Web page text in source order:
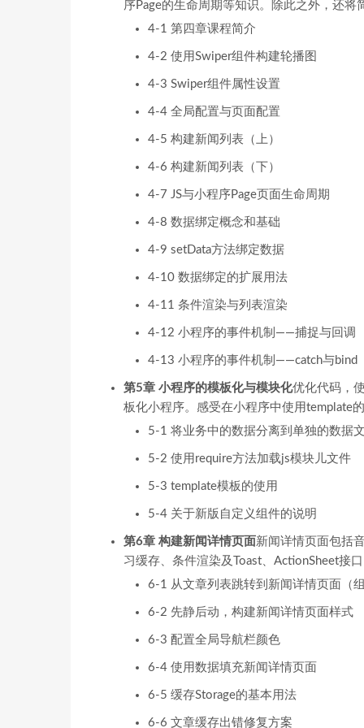
序Page的生命周期等知识。除此之外，还
4-1 第四章课程简介
4-2 使用Swiper组件构建轮播图
4-3 Swiper组件属性设置
4-4 全局配置与页面配置
4-5 构建新闻列表（上）
4-6 构建新闻列表（下）
4-7 JS与小程序Page页面生命周期
4-8 数据绑定概念和基础
4-9 setData方法绑定数据
4-10 数据绑定的扩展用法
4-11 条件渲染与列表渲染
4-12 小程序的事件机制——捕捉与回调
4-13 小程序的事件机制——catch与bind
第5章 小程序的模板化与模块化优化代码，
板化小程序。感受在小程序中使用template
5-1 将业务中的数据分离到单独的数据
5-2 使用require方法加载js模块儿文件
5-3 template模板的使用
5-4 关于新版自定义组件的说明
第6章 构建新闻详情页面新闻详情页面包括
习缓存、条件渲染及Toast、ActionSheet接
6-1 从文章列表跳转到新闻详情页面（
6-2 先静后动，构建新闻详情页面样式
6-3 配置全局导航栏颜色
6-4 使用数据填充新闻详情页面
6-5 缓存Storage的基本用法
6-6 文章缓存出错修复方案